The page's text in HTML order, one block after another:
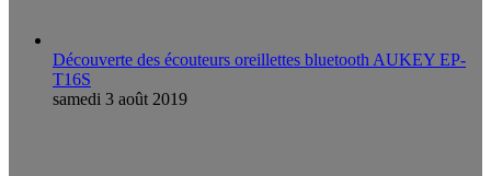
Découverte des écouteurs oreillettes bluetooth AUKEY EP-
T16S
samedi 3 août 2019